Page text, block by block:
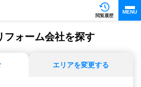
閲覧履歴
MENU
フォーム会社を探す
エリアを変更する